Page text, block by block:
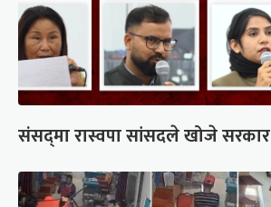
संसद्‍मा रास्वपा सांसदले खोजे सरकार